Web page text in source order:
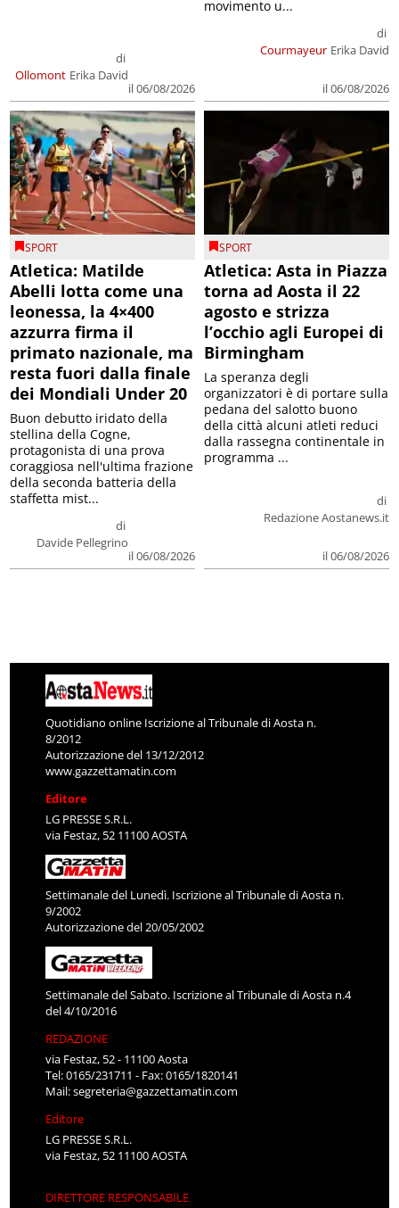
Ollomont
di
Erika David
il 06/08/2026
Courmayeur
di
Erika David
il 06/08/2026
movimento u...
SPORT
Atletica: Matilde
Abelli lotta come una
leonessa, la 4×400
azzurra firma il
primato nazionale, ma
resta fuori dalla finale
dei Mondiali Under 20
di
Davide Pellegrino
il 06/08/2026
Buon debutto iridato della
stellina della Cogne,
protagonista di una prova
coraggiosa nell'ultima frazione
della seconda batteria della
staffetta mist...
SPORT
Atletica: Asta in Piazza
torna ad Aosta il 22
agosto e strizza
l’occhio agli Europei di
Birmingham
di
Redazione Aostanews.it
il 06/08/2026
La speranza degli
organizzatori è di portare sulla
pedana del salotto buono
della città alcuni atleti reduci
dalla rassegna continentale in
programma ...
Quotidiano online Iscrizione al Tribunale di Aosta n.
8/2012
Autorizzazione del 13/12/2012
www.gazzettamatin.com
Editore
LG PRESSE S.R.L.
via Festaz, 52 11100 AOSTA
Settimanale del Lunedì. Iscrizione al Tribunale di Aosta n.
9/2002
Autorizzazione del 20/05/2002
Settimanale del Sabato. Iscrizione al Tribunale di Aosta n.4
del 4/10/2016
REDAZIONE
via Festaz, 52 - 11100 Aosta
Tel: 0165/231711 - Fax: 0165/1820141
Mail:segreteria@gazzettamatin.com
Editore
LG PRESSE S.R.L.
via Festaz, 52 11100 AOSTA
DIRETTORE RESPONSABILE